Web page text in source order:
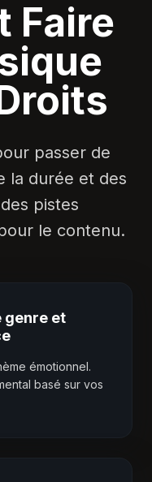
Faire
passer de
la durée et des
pistes
le contenu.
genre et
émotionnel.
basé sur vos